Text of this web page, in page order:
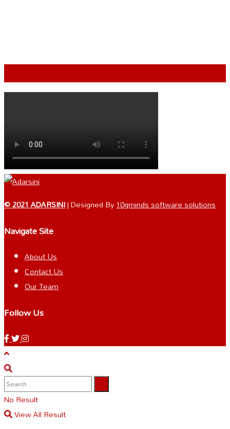
© 2021 ADARSINI| Designed By10gminds software solutions
Navigate Site
About Us
Contact Us
Our Team
Follow Us
No Result
View All Result